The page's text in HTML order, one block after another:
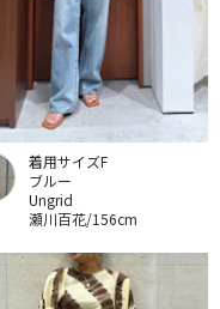
着用サイズF
ブルー
Ungrid
瀬川百花/156cm